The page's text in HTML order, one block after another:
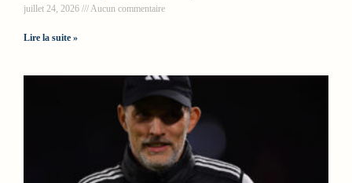
juillet 24, 2026 Aucun commentaire
Lire la suite »